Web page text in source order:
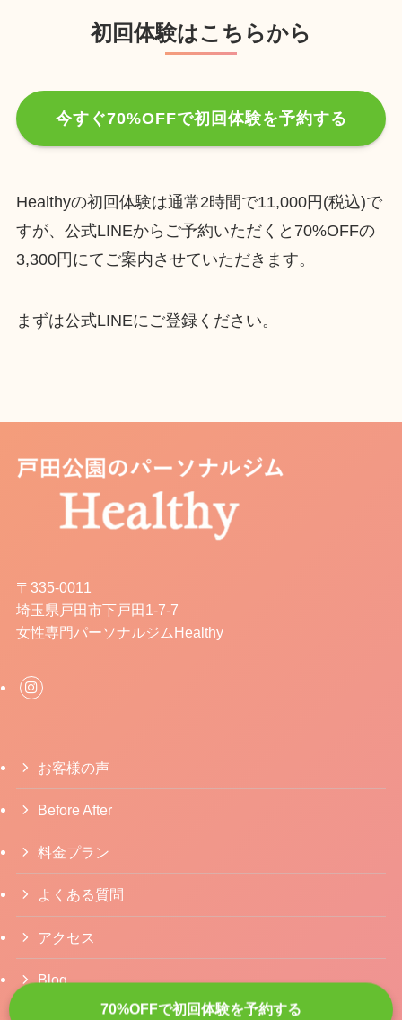
70%OFFで初回体験を予約する
初回体験はこちらから
今すぐ70%OFFで初回体験を予約する
Healthyの初回体験は通常2時間で11,000円(税込)で
すが、公式LINEからご予約いただくと70%OFFの
3,300円にてご案内させていただきます。
まずは公式LINEにご登録ください。
〒335-0011
埼玉県戸田市下戸田1-7-7
女性専門パーソナルジムHealthy
お客様の声
Before After
料金プラン
よくある質問
アクセス
Blog